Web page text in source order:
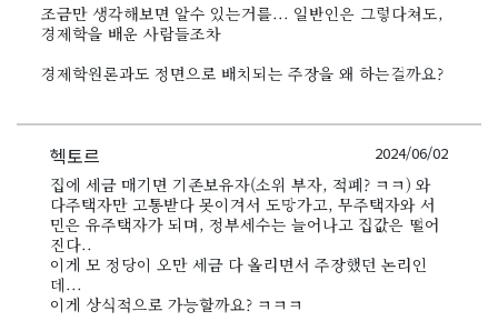
조금만 생각해보면 알수 있는거를... 일반인은 그렇다쳐도,
경제학을 배운 사람들조차
경제학원론과도 정면으로 배치되는 주장을 왜 하는걸까요?
헥토르 2024/06/02
집에 세금 매기면 기존보유자(소위 부자, 적폐? ㅋㅋ) 와
다주택자만 고통받다 못이겨서 도망가고, 무주택자와 서
민은 유주택자가 되며, 정부세수는 늘어나고 집값은 떨어
진다..
이게 모 정당이 오만 세금 다 올리면서 주장했던 논리인
데...
이게 상식적으로 가능할까요? ㅋㅋㅋ